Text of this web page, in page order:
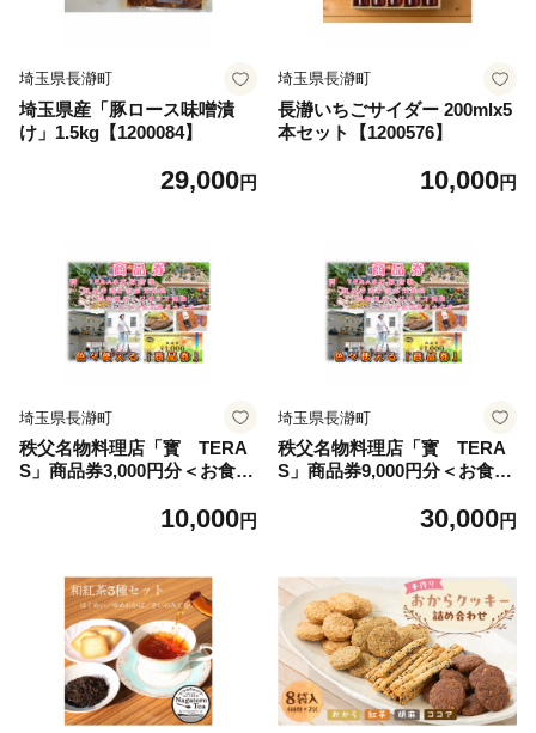
埼玉県長瀞町
埼玉県産「豚ロース味噌漬
け」1.5kg【1200084】
29,000円
埼玉県長瀞町
長瀞いちごサイダー 200mlx5
本セット【1200576】
10,000円
埼玉県長瀞町
秩父名物料理店「寳 TERA
S」商品券3,000円分＜お食
用できます【1203002】
10,000円
埼玉県長瀞町
秩父名物料理店「寳 TERA
S」商品券9,000円分＜お食
用できます【1203003】
30,000円